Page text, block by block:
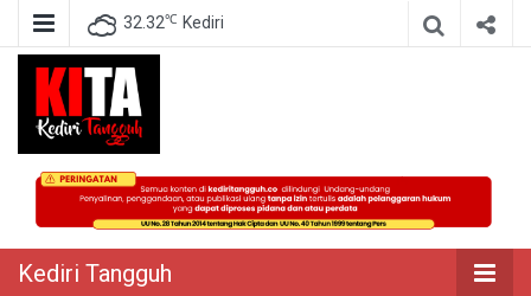
32.32℃ Kediri
Kediri Tangguh
Berita Akurat Terpercaya
Kediri Tangguh